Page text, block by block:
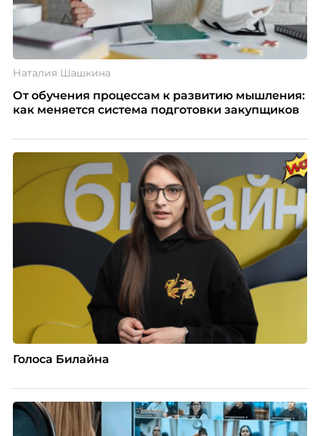
Наталия Шашкина
От обучения процессам к развитию мышления:
как меняется система подготовки закупщиков
Голоса Билайна